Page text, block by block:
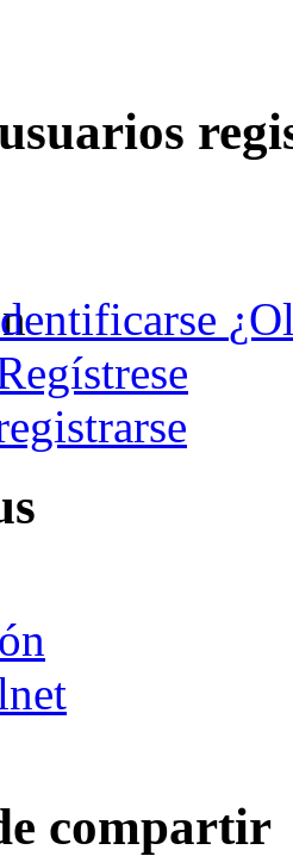
compartir